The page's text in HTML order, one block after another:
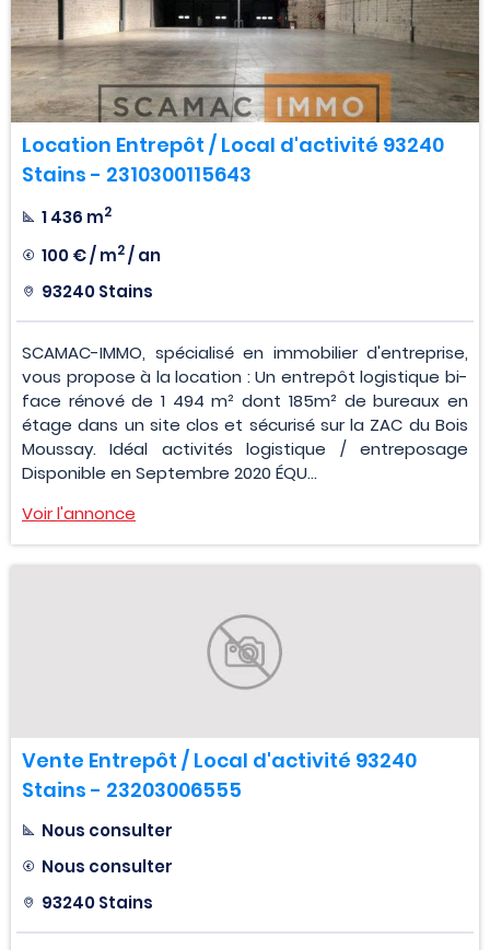
Location Entrepôt / Local d'activité 93240
Stains - 2310300115643
1 436 m2
100 € / m2/ an
93240 Stains
SCAMAC-IMMO, spécialisé en immobilier d'entreprise,
vous propose à la location : Un entrepôt logistique bi-
face rénové de 1 494 m² dont 185m² de bureaux en
étage dans un site clos et sécurisé sur la ZAC du Bois
Moussay. Idéal activités logistique / entreposage
Disponible en Septembre 2020 ÉQU...
Voir l'annonce
Vente Entrepôt / Local d'activité 93240
Stains - 23203006555
Nous consulter
Nous consulter
93240 Stains